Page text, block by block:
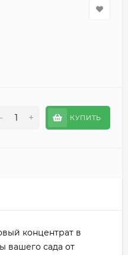
- + КУПИТЬ
концентрат в
вашего сада от